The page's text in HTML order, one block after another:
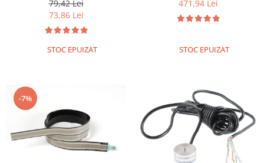
79,42 Lei
73,86 Lei
STOC EPUIZAT
471,94 Lei
STOC EPUIZAT
-7%